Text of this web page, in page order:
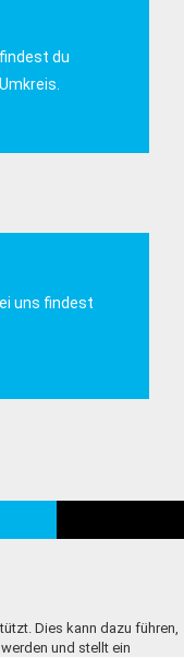
du
uns findest
Dies kann dazu führen,
und stellt ein